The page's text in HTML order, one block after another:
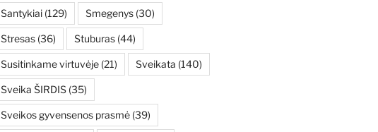
Santykiai(129) Smegenys(30)
Stresas(36) Stuburas(44)
Susitinkame virtuvėje(21) Sveikata (140)
Sveika ŠIRDIS(35)
Sveikos gyvensenos prasmė(39)